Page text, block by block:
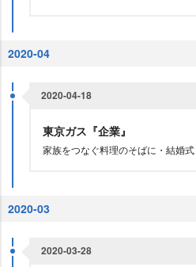
2020-04
2020-04-18
東京ガス『企業』
家族をつなぐ料理のそばに・結婚
2020-03
2020-03-28